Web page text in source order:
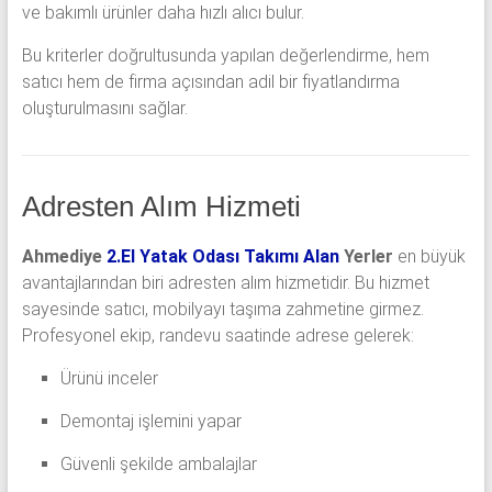
ve bakımlı ürünler daha hızlı alıcı bulur.
Bu kriterler doğrultusunda yapılan değerlendirme, hem
satıcı hem de firma açısından adil bir fiyatlandırma
oluşturulmasını sağlar.
Adresten Alım Hizmeti
Ahmediye 2.El Yatak Odası Takımı AlanYerler en büyük
avantajlarından biri adresten alım hizmetidir. Bu hizmet
sayesinde satıcı, mobilyayı taşıma zahmetine girmez.
Profesyonel ekip, randevu saatinde adrese gelerek:
Ürünü inceler
Demontaj işlemini yapar
Güvenli şekilde ambalajlar